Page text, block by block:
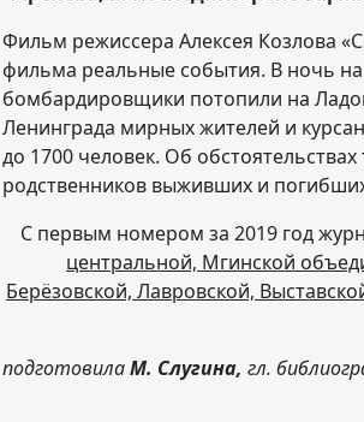
Фильм режиссера Алексея Козлова
фильма реальные события. В ночь
бомбардировщики потопили на
Ленинграда мирных жителей и
до 1700 человек. Об
родственников выживших и
С первым номером за 2019 год
центральной, Мгинской
Берёзовской, Лавровской,
подготовилаМ. Слугина, гл.